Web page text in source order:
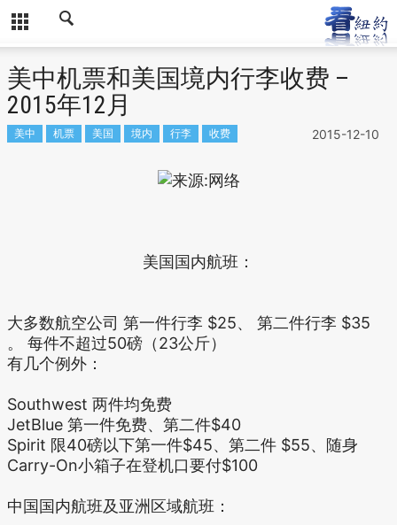
美中机票和美国境内行李收费 –
2015年12月
2015-12-10
美中 机票 美国 境内 行李 收费
美国国内航班：
大多数航空公司 第一件行李 $25、 第二件行李 $35
。 每件不超过50磅（23公斤）
有几个例外：
Southwest 两件均免费
JetBlue 第一件免费、第二件$40
Spirit 限40磅以下第一件$45、第二件 $55、随身
Carry-On小箱子在登机口要付$100
中国国内航班及亚洲区域航班：